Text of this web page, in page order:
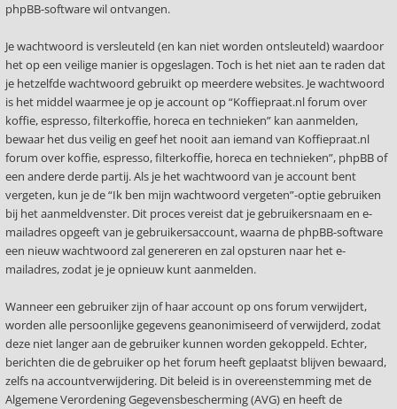
phpBB-software wil ontvangen.
Je wachtwoord is versleuteld (en kan niet worden ontsleuteld) waardoor
het op een veilige manier is opgeslagen. Toch is het niet aan te raden dat
je hetzelfde wachtwoord gebruikt op meerdere websites. Je wachtwoord
is het middel waarmee je op je account op “Koffiepraat.nl forum over
koffie, espresso, filterkoffie, horeca en technieken” kan aanmelden,
bewaar het dus veilig en geef het nooit aan iemand van Koffiepraat.nl
forum over koffie, espresso, filterkoffie, horeca en technieken”, phpBB of
een andere derde partij. Als je het wachtwoord van je account bent
vergeten, kun je de “Ik ben mijn wachtwoord vergeten”-optie gebruiken
bij het aanmeldvenster. Dit proces vereist dat je gebruikersnaam en e-
mailadres opgeeft van je gebruikersaccount, waarna de phpBB-software
een nieuw wachtwoord zal genereren en zal opsturen naar het e-
mailadres, zodat je je opnieuw kunt aanmelden.
Wanneer een gebruiker zijn of haar account op ons forum verwijdert,
worden alle persoonlijke gegevens geanonimiseerd of verwijderd, zodat
deze niet langer aan de gebruiker kunnen worden gekoppeld. Echter,
berichten die de gebruiker op het forum heeft geplaatst blijven bewaard,
zelfs na accountverwijdering. Dit beleid is in overeenstemming met de
Algemene Verordening Gegevensbescherming (AVG) en heeft de